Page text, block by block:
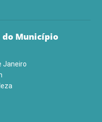
Município
Janeiro